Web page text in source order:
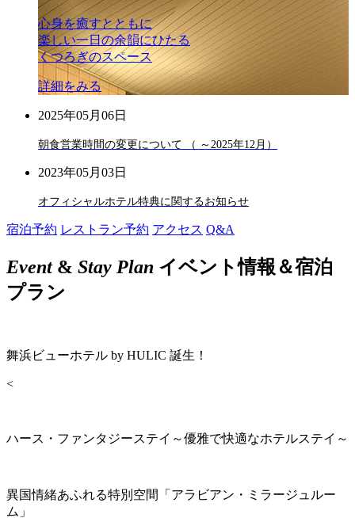
心身を癒すとともに
楽しい一日の余韻にひたる
くつろぎのスペース
詳細をみる
2025年05月06日
朝食営業時間の変更について （ ～2025年12月）
2023年05月03日
オフィシャルホテル特典に関するお知らせ
宿泊予約 レストラン予約 アクセス Q&A
Event& Stay Plan イベント情報＆宿泊
プラン
舞浜ビューホテル by HULIC 誕生！
<
ハース・ファンタジーステイ～優雅で快適なホテルステイ～
異国情緒あふれる特別空間「アラビアン・ミラージュルー
ム」